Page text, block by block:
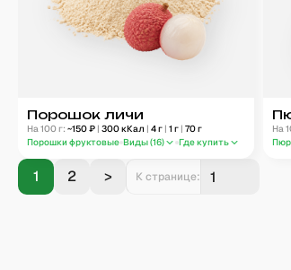
Порошок личи
На 100 г: ~150₽ | 300кКал | 4г | 1 г | 70г
Порошки фруктовые Виды (16) Где купить
На
1 2 > К странице: